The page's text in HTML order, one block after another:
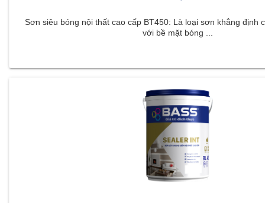
Sơn siêu bóng nội thất cao cấp BT450: Là loại sơn khẳng định
với bề mặt bóng ...